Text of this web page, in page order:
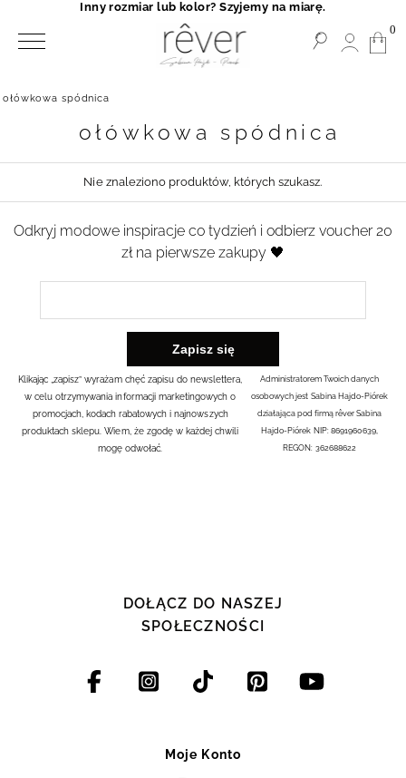
ołówkowa spódnica
ołówkowa spódnica
Nie znaleziono produktów, których szukasz.
Odkryj modowe inspiracje co tydzień i odbierz voucher 20
zł na pierwsze zakupy 🖤
Klikając „zapisz” wyrażam chęć zapisu do newslettera,
w celu otrzymywania informacji marketingowych o
promocjach, kodach rabatowych i najnowszych
produktach sklepu. Wiem, że zgodę w każdej chwili
mogę odwołać.
Administratorem Twoich danych
osobowych jest Sabina Hajdo-Piórek
działająca pod firmą rêver Sabina
Hajdo-Piórek NIP: 8691960639,
REGON: 362688622
DOŁĄCZ DO NASZEJ
SPOŁECZNOŚCI
Moje Konto
0
Inny rozmiar lub kolor? Szyjemy na miarę.